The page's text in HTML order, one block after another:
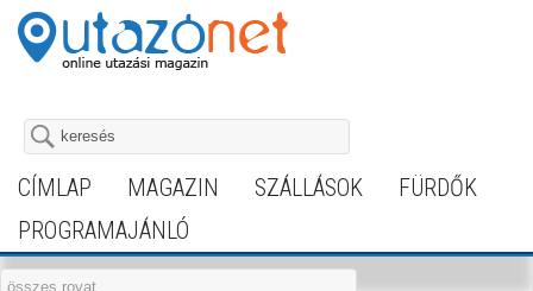
CÍMLAP MAGAZIN SZÁLLÁSOK
FÜRDŐK
PROGRAMAJÁNLÓ